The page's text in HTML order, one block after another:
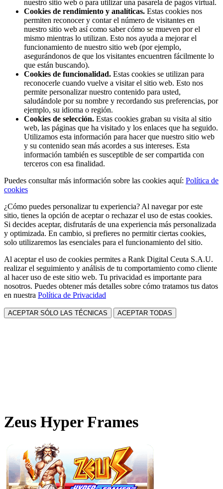
nuestro sitio web o para utilizar una pasarela de pagos virtual.
Cookies de rendimiento y analíticas. Estas cookies nos
permiten reconocer y contar el número de visitantes en
nuestro sitio web así como saber cómo se mueven por el
mismo mientras lo utilizan. Esto nos ayuda a mejorar el
funcionamiento de nuestro sitio web (por ejemplo,
asegurándonos de que los visitantes encuentren fácilmente lo
que están buscando).
Cookies de funcionalidad. Estas cookies se utilizan para
reconocerle cuando vuelve a visitar el sitio web. Esto nos
permite personalizar nuestro contenido para usted,
saludándole por su nombre y recordando sus preferencias, por
ejemplo, su idioma o región.
Cookies de selección. Estas cookies graban su visita al sitio
web, las páginas que ha visitado y los enlaces que ha seguido.
Utilizamos esta información para hacer que nuestro sitio web
y su contenido sean más acordes a sus intereses. Esta
información también es susceptible de ser compartida con
terceros con esa finalidad.
Puedes consultar más información sobre las cookies aquí: Política de
cookies
¿Cómo puedes personalizar tu experiencia? Al navegar por este
sitio, tienes la opción de aceptar o rechazar el uso de estas cookies.
Si decides aceptar, disfrutarás de una experiencia más personalizada
y optimizada. En cambio, si prefieres no permitir ciertas cookies,
solo utilizaremos las esenciales para el funcionamiento del sitio.
Al aceptar el uso de cookies permites a Rank Digital Ceuta S.A.U.
realizar el seguimiento y análisis de tu comportamiento como cliente
al hacer uso de este sitio web. Tu privacidad es importante para
nosotros. Puedes obtener más detalles sobre cómo tratamos tus datos
en nuestra Política de Privacidad
ACEPTAR SÓLO LAS TÉCNICAS ACEPTAR TODAS
Zeus Hyper Frames